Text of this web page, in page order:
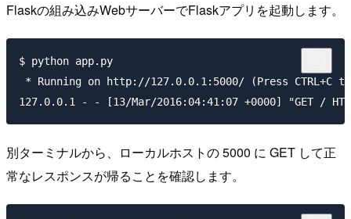
Flaskの組み込みWebサーバーでFlaskアプリを起動します。
$ python app.py
* Running on http://127.0.0.1:5000/ (Press CTRL+C
別ターミナルから、ローカルホストの 5000 に GET して正
常なレスポンスが帰ることを確認します。